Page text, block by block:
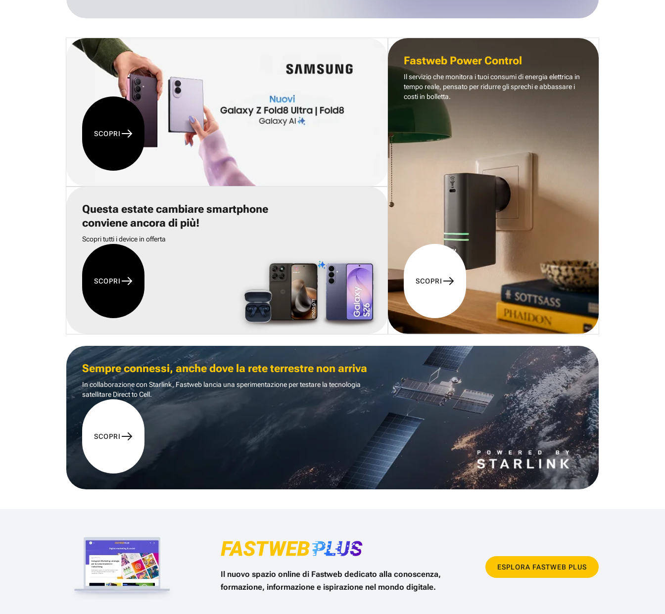
SCOPRI
Questa estate cambiare smartphone
conviene ancora di più!
Scopri tutti i device in offerta
SCOPRI
Fastweb Power Control
Il servizio che monitora i tuoi consumi di energia elettrica in
tempo reale, pensato per ridurre gli sprechi e abbassare i
costi in bolletta.
SCOPRI
Sempre connessi, anche dove la rete terrestre non arriva
In collaborazione con Starlink, Fastweb lancia una sperimentazione per testare la tecnologia
satellitare Direct to Cell.
SCOPRI
Il nuovo spazio online di Fastweb dedicato alla conoscenza,
formazione, informazione e ispirazione nel mondo digitale.
ESPLORA FASTWEB PLUS